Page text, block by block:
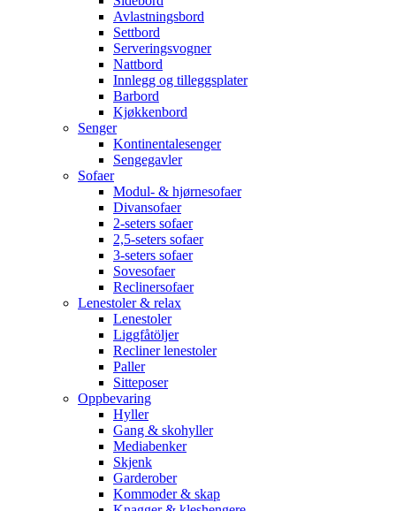
Avlastningsbord
Settbord
Serveringsvogner
Nattbord
Innlegg og tilleggsplater
Barbord
Kjøkkenbord
Senger
Kontinentalesenger
Sengegavler
Sofaer
Modul- & hjørnesofaer
Divansofaer
2-seters sofaer
2,5-seters sofaer
3-seters sofaer
Sovesofaer
Reclinersofaer
Lenestoler & relax
Lenestoler
Liggfåtöljer
Recliner lenestoler
Paller
Sitteposer
Oppbevaring
Hyller
Gang & skohyller
Mediabenker
Skjenk
Garderober
Kommoder & skap